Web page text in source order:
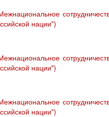
нации")
нации")
нации")